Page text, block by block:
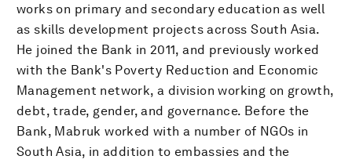
works on primary and secondary education as well
as skills development projects across South Asia.
He joined the Bank in 2011, and previously worked
with the Bank's Poverty Reduction and Economic
Management network, a division working on growth,
debt, trade, gender, and governance. Before the
Bank, Mabruk worked with a number of NGOs in
South Asia, in addition to embassies and the